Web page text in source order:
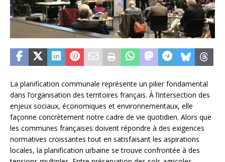
La planification communale représente un pilier fondamental
dans l’organisation des territoires français. À l’intersection des
enjeux sociaux, économiques et environnementaux, elle
façonne concrètement notre cadre de vie quotidien. Alors que
les communes françaises doivent répondre à des exigences
normatives croissantes tout en satisfaisant les aspirations
locales, la planification urbaine se trouve confrontée à des